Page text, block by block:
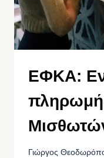
ΕΦΚΑ:
Γιώργος